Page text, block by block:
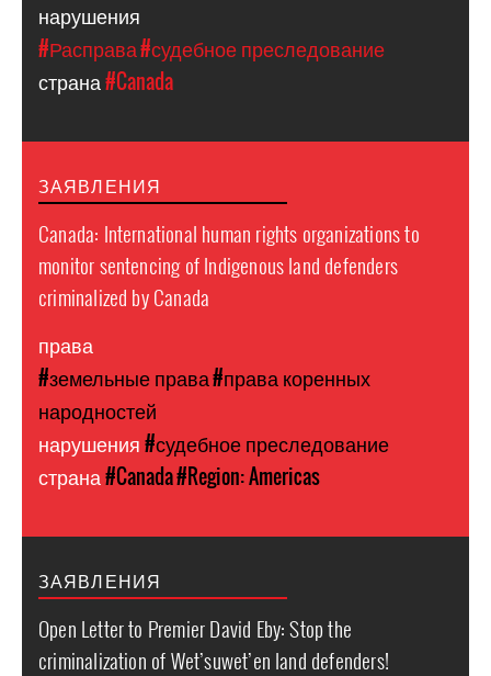
нарушения
#Расправа#судебное преследование
страна#Canada
ЗАЯВЛЕНИЯ
Canada: International human rights organizations to
monitor sentencing of Indigenous land defenders
criminalized by Canada
права
#земельные права#права коренных
народностей
нарушения#судебное преследование
страна#Canada#Region: Americas
ЗАЯВЛЕНИЯ
Open Letter to Premier David Eby: Stop the
criminalization of Wet’suwet’en land defenders!